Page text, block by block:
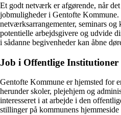
Et godt netværk er afgørende, når
jobmuligheder i Gentofte
netværksarrangementer, seminars og
potentielle arbejdsgivere og udvide
i sådanne begivenheder kan åbne
Job i Offentlige Institutioner
Gentofte Kommune er hjemsted for
herunder skoler, plejehjem og
interesseret i at arbejde i den
stillinger på kommunens